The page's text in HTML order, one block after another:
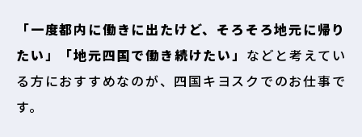
「一度都内に働きに出たけど、そろそろ地元に帰り
たい」「地元四国で働き続けたい」 などと考えてい
る方におすすめなのが、四国キヨスクでのお仕事で
す。